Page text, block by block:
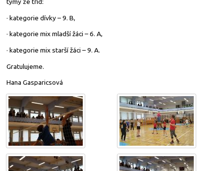
· kategorie dívky – 9. B,
· kategorie mix mladší žáci – 6. A,
· kategorie mix starší žáci – 9. A.
Gratulujeme.
Hana Gasparicsová